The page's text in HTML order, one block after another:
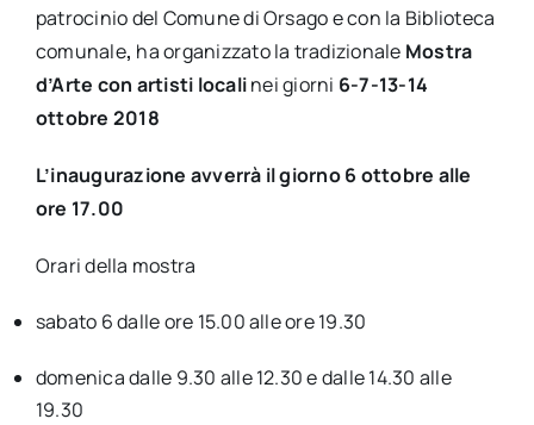
patrocinio del Comune di Orsago e con la Biblioteca
comunale, ha organizzato la tradizionale Mostra
d’Arte con artisti localinei giorni 6-7-13-14
ottobre 2018
L’inaugurazione avverrà il giorno 6 ottobre alle
ore 17.00
Orari della mostra
sabato 6 dalle ore 15.00 alle ore 19.30
domenica dalle 9.30 alle 12.30 e dalle 14.30 alle
19.30